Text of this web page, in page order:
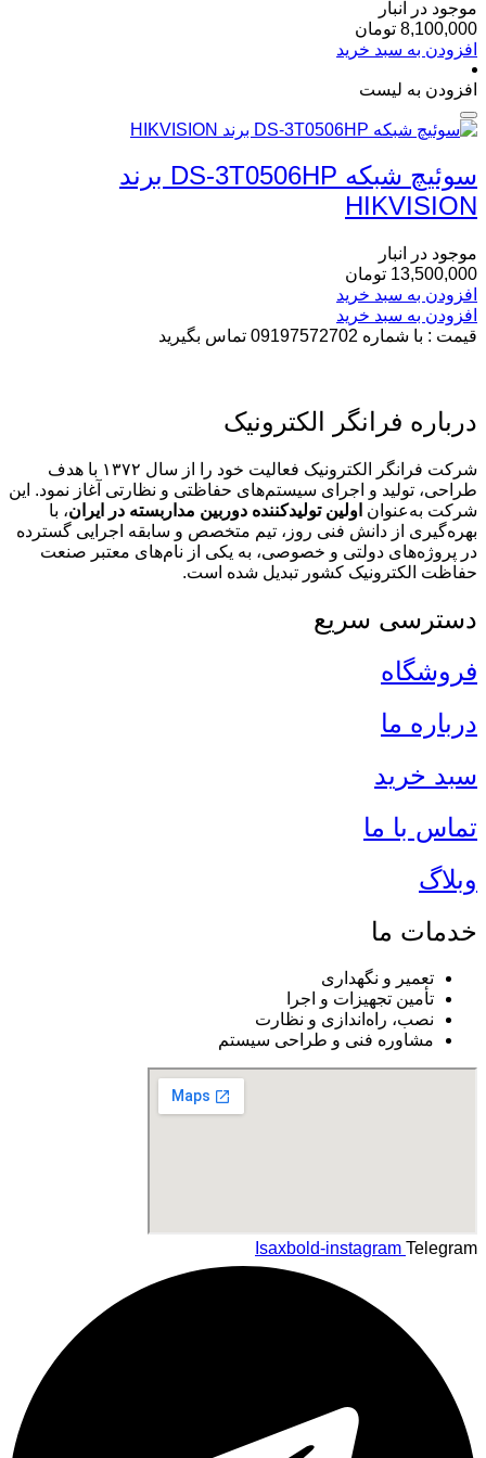
موجود در انبار
8,100,000 تومان
افزودن به سبد خرید
افزودن به لیست
سوئیچ شبکه DS-3T0506HP برند
HIKVISION
موجود در انبار
13,500,000 تومان
افزودن به سبد خرید
افزودن به سبد خرید
قیمت : با شماره 09197572702 تماس بگیرید
درباره فرانگر الکترونیک
شرکت فرانگر الکترونیک فعالیت خود را از سال ۱۳۷۲ با هدف
طراحی، تولید و اجرای سیستم‌های حفاظتی و نظارتی آغاز نمود. این
شرکت به‌عنوان اولین تولیدکننده دوربین مداربسته در ایران، با
بهره‌گیری از دانش فنی روز، تیم متخصص و سابقه اجرایی گسترده
در پروژه‌های دولتی و خصوصی، به یکی از نام‌های معتبر صنعت
حفاظت الکترونیک کشور تبدیل شده است.
دسترسی سریع
فروشگاه
درباره ما
سبد خرید
تماس با ما
وبلاگ
خدمات ما
تعمیر و نگهداری
تأمین تجهیزات و اجرا
نصب، راه‌اندازی و نظارت
مشاوره فنی و طراحی سیستم
Isaxbold-instagram Telegram